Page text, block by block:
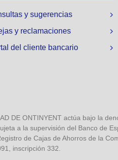
y sugerencias
y reclamaciones
del cliente bancario
DE ONTINYENT actúa bajo la
a la supervisión del Banco de
de Cajas de Ahorros de la
inscripción 332.